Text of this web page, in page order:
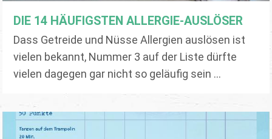
DIE 14 HÄUFIGSTEN ALLERGIE-AUSLÖSER
Dass Getreide und Nüsse Allergien auslösen ist
vielen bekannt, Nummer 3 auf der Liste dürfte
vielen dagegen gar nicht so geläufig sein ...